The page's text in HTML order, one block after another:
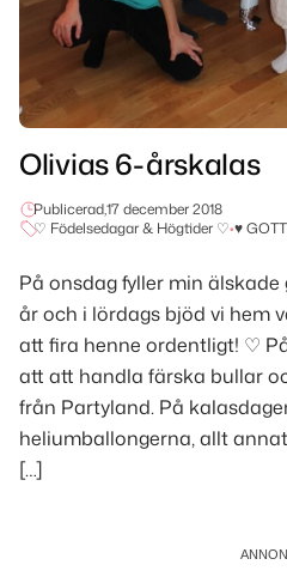
Olivias 6-årskalas
Publicerad,17 december 2018
♡ Födelsedagar & Högtider ♡•♥
På onsdag fyller min
år och i lördags bjöd vi hem
att fira henne ordentligt! ♡
att att handla färska bullar
från Partyland. På
heliumballongerna, allt
[…]